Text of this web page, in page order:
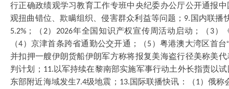
行正确政绩观学习教育工作专班中央纪委办公厅公开通报
观扭曲错位、欺瞒组织、侵害群众利益等问题； 9. 国内联播
5.2% ；（2） 2026年全国知识产权宣传周活动启动；（ 3）
（4）京津首条跨省通勤公交开通；（5）粤港澳大湾区首
并扣押一艘伊朗货船伊朗军方称将报复美海盗行径美称美
判计划； 11. 以军持续在黎南部实施军事行动土外长指责以
东部附近海域发生7.4级地震； 13.国际联播快讯：（1）俄称